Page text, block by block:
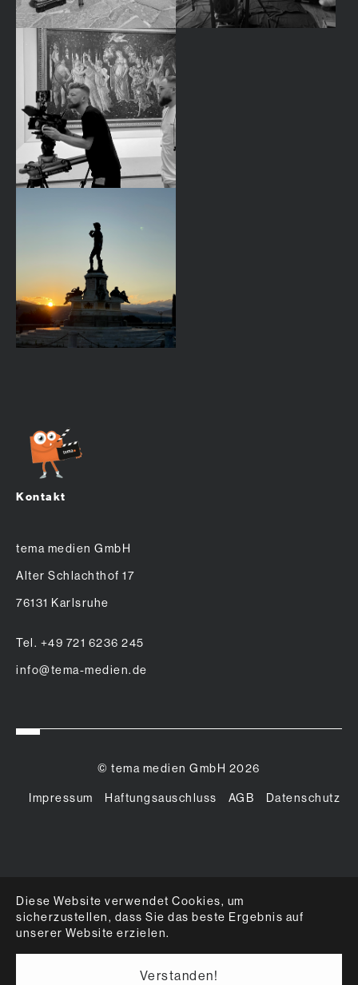
Diese Website verwendet Cookies, um
sicherzustellen, dass Sie das beste Ergebnis auf
unserer Website erzielen.
Verstanden!
Kontakt
tema medien GmbH
Alter Schlachthof 17
76131 Karlsruhe
Tel. +49 721 6236 245
info@tema-medien.de
© tema medien GmbH 2026
Impressum Haftungsauschluss AGB Datenschutz